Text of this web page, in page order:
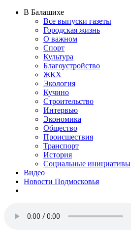
В Балашихе
Все выпуски газеты
Городская жизнь
О важном
Спорт
Культура
Благоустройство
ЖКХ
Экология
Кучино
Строительство
Интервью
Экономика
Общество
Происшествия
Транспорт
История
Социальные инициативы
Видео
Новости Подмосковья